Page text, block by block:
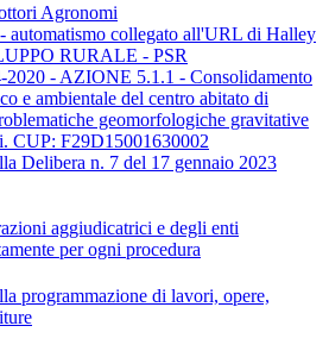
Agronomi
automatismo collegato all'URL di Halley
RURALE - PSR
- AZIONE 5.1.1 - Consolidamento
e ambientale del centro abitato di
geomorfologiche gravitative
CUP: F29D15001630002
Delibera n. 7 del 17 gennaio 2023
aggiudicatrici e degli enti
per ogni procedura
programmazione di lavori, opere,